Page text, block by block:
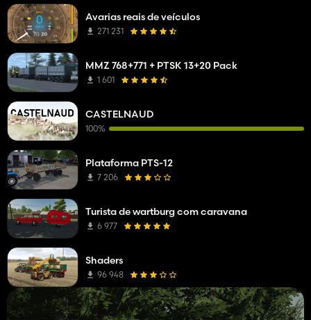
Avarias reais de veículos
271 231
MMZ 768+771 + PTSK 13+20 Pack
1 601
CASTELNAUD
100%
Plataforma PTS-12
7 206
Turista de wartburg com caravana
6 977
Shaders
96 948